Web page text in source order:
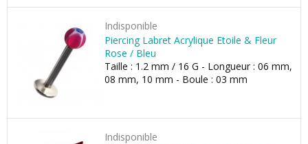
Indisponible
Piercing Labret Acrylique Etoile & Fleur
Rose / Bleu
Taille : 1.2 mm / 16 G - Longueur : 06 mm,
08 mm, 10 mm - Boule : 03 mm
Indisponible